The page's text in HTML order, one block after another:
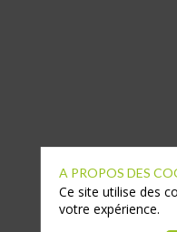
A PROPOS DES
Ce site utilise des
votre expérience.